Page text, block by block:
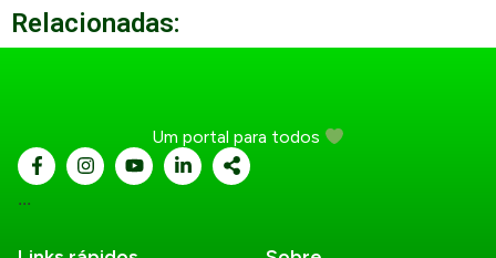
Relacionadas:
Um portal para todos
...